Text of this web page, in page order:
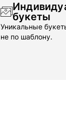
букеты
Уникальные
не по шаблону.